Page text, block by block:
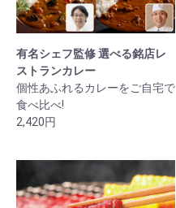
有名シェフ監修 選べる銘店レ
ストランカレー
個性あふれるカレーをご自宅で
食べ比べ!
2,420円